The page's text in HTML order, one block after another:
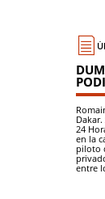
24
en la
piloto
entre